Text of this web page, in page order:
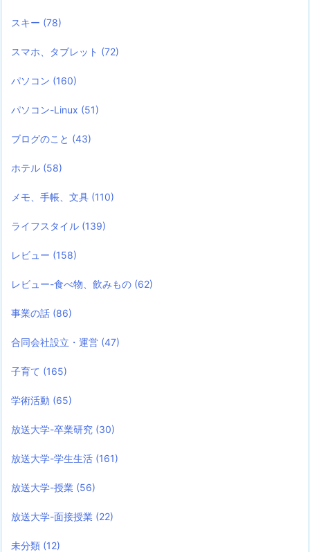
スキー (78)
スマホ、タブレット (72)
パソコン (160)
パソコン-Linux (51)
ブログのこと (43)
ホテル (58)
メモ、手帳、文具 (110)
ライフスタイル (139)
レビュー (158)
レビュー-食べ物、飲みもの (62)
事業の話 (86)
合同会社設立・運営 (47)
子育て (165)
学術活動 (65)
放送大学-卒業研究 (30)
放送大学-学生生活 (161)
放送大学-授業 (56)
放送大学-面接授業 (22)
未分類 (12)